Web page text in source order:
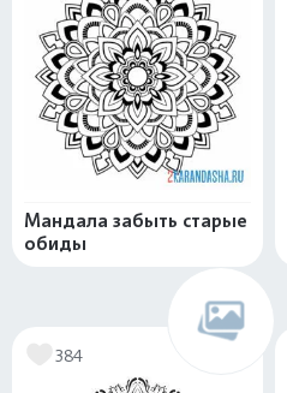
Мандала забыть старые
обиды
384